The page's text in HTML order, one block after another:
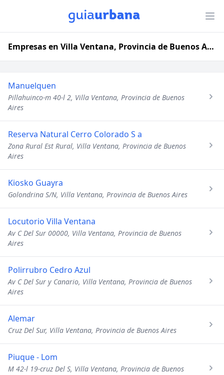
Empresas en Villa Ventana, Provincia de Buenos Aires
Manuelquen
Pillahuinco-m 40-l 2, Villa Ventana, Provincia de Buenos
Aires
Reserva Natural Cerro Colorado S a
Zona Rural Est Rural, Villa Ventana, Provincia de Buenos
Aires
Kiosko Guayra
Golondrina S/N, Villa Ventana, Provincia de Buenos Aires
Locutorio Villa Ventana
Av C Del Sur 00000, Villa Ventana, Provincia de Buenos
Aires
Polirrubro Cedro Azul
Av C Del Sur y Canario, Villa Ventana, Provincia de Buenos
Aires
Alemar
Cruz Del Sur, Villa Ventana, Provincia de Buenos Aires
Piuque - Lom
M 42-l 19-cruz Del S, Villa Ventana, Provincia de Buenos